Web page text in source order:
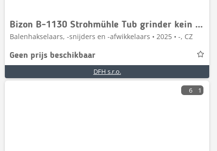
Bizon B-1130 Strohmühle Tub grinder kein Haybuster Stroh
Balenhakselaars, -snijders en -afwikkelaars • 2025 • -, CZ
Geen prijs beschikbaar
DFH s.r.o.
6 1